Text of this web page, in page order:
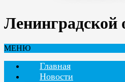
Ленинградской
МЕНЮ
Главная
Новости